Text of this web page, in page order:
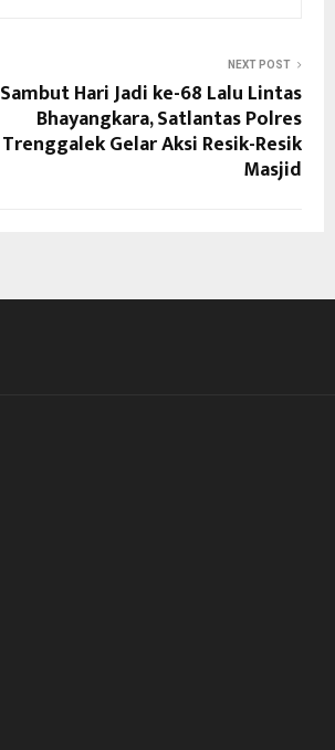
NEXT POST
Sambut Hari Jadi ke-68 Lalu Lintas
Bhayangkara, Satlantas Polres
Trenggalek Gelar Aksi Resik-Resik
Masjid